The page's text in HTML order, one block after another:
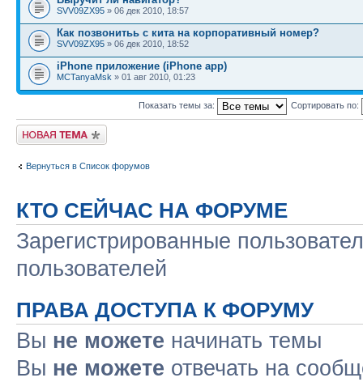
SVV09ZX95 » 06 дек 2010, 18:57
Как позвонитьь с кита на корпоративный номер?
SVV09ZX95 » 06 дек 2010, 18:52
iPhone приложение (iPhone app)
MCTanyaMsk » 01 авг 2010, 01:23
Показать темы за: Сортировать по:
Начать новую тему
Вернуться в Список форумов
КТО СЕЙЧАС НА ФОРУМЕ
Зарегистрированные
пользователей
ПРАВА ДОСТУПА К ФОРУМУ
Вы не можете начинать темы
Вы не можете отвечать на